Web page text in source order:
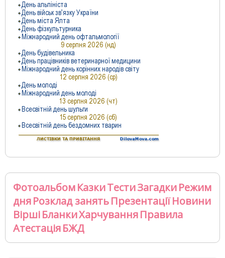
ФотоальбомКазкиТестиЗагадкиРежим
дняРозклад занятьПрезентаціїНовини
ВіршіБланкиХарчуванняПравила
АтестаціяБЖД